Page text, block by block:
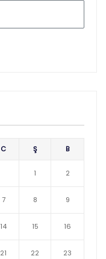
C Ş B
1 2
7 8 9
14 15 16
21 22 23